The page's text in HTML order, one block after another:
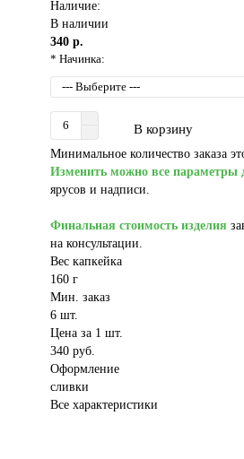
Наличие:
В наличии
340 р.
* Начинка:
В корзину
Минимальное количество заказа
Изменить можно все параметры
ярусов и надписи.
Финальная стоимость изделия
на консультации.
Вес капкейка
160 г
Мин. заказ
6 шт.
Цена за 1 шт.
340 руб.
Оформление
сливки
Все характеристики